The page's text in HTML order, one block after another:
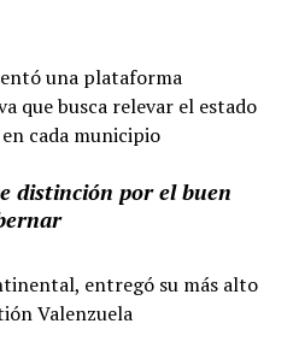
una plataforma
que busca relevar el estado
cada municipio
distinción por el buen
entregó su más alto
Valenzuela